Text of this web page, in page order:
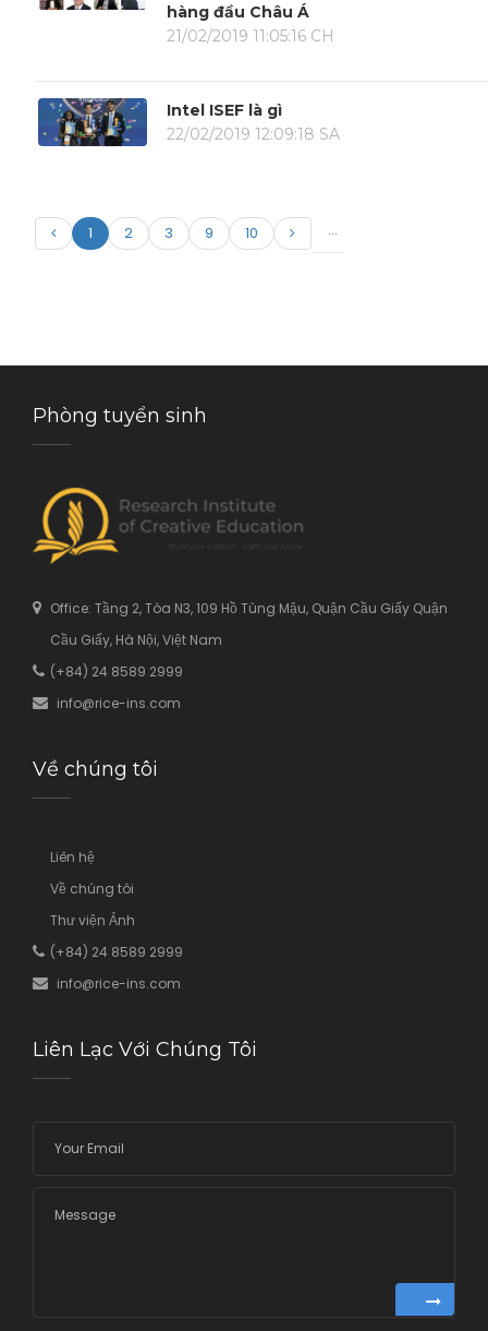
hàng đầu Châu Á
21/02/2019 11:05:16 CH
Intel ISEF là gì
22/02/2019 12:09:18 SA
1 2 3 ...
9 10
Phòng tuyển sinh
Office: Tầng 2, Tòa N3, 109 Hồ Tùng Mậu, Quận Cầu Giấy Quận
Cầu Giấy, Hà Nội, Việt Nam
(+84) 24 8589 2999
info@rice-ins.com
Về chúng tôi
Liên hệ
Về chúng tôi
Thư viện Ảnh
(+84) 24 8589 2999
info@rice-ins.com
Liên Lạc Với Chúng Tôi